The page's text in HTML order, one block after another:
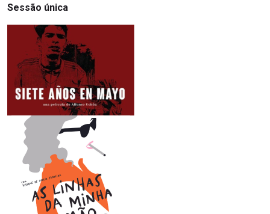
Sessão única